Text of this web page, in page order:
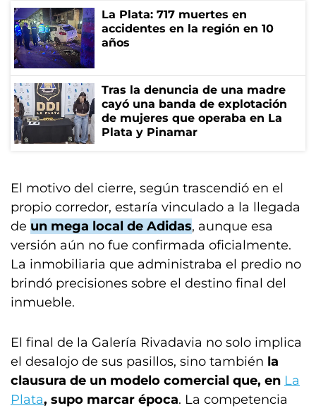
La Plata: 717 muertes en
accidentes en la región en 10
años
Tras la denuncia de una madre
cayó una banda de explotación
de mujeres que operaba en La
Plata y Pinamar
El motivo del cierre, según trascendió en el
propio corredor, estaría vinculado a la llegada
de un mega local de Adidas, aunque esa
versión aún no fue confirmada oficialmente.
La inmobiliaria que administraba el predio no
brindó precisiones sobre el destino final del
inmueble.
El final de la Galería Rivadavia no solo implica
el desalojo de sus pasillos, sino también la
clausura de un modelo comercial que, en La
Plata, supo marcar época. La competencia